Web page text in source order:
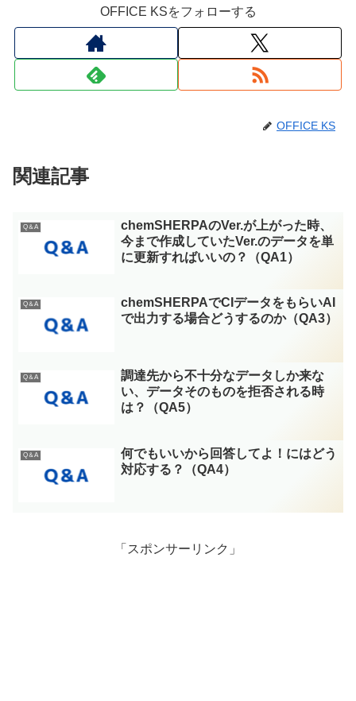
OFFICE KSをフォローする
OFFICE KS
関連記事
Q＆A
chemSHERPAのVer.が上がった時、
今まで作成していたVer.のデータを単
に更新すればいいの？（QA1）
Q＆A
chemSHERPAでCIデータをもらいAI
で出力する場合どうするのか（QA3）
Q＆A
調達先から不十分なデータしか来な
い、データそのものを拒否される時
は？（QA5）
Q＆A
何でもいいから回答してよ！にはどう
対応する？（QA4）
「スポンサーリンク」